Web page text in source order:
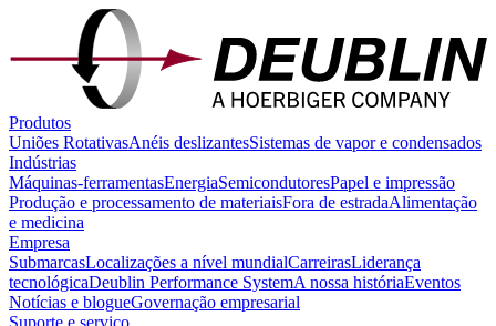
Produtos
Uniões RotativasAnéis deslizantesSistemas de vapor e condensados
Indústrias
Máquinas-ferramentasEnergiaSemicondutoresPapel e impressão
Produção e processamento de materiaisFora de estradaAlimentação
e medicina
Empresa
SubmarcasLocalizações a nível mundialCarreirasLiderança
tecnológicaDeublin Performance SystemA nossa históriaEventos
Notícias e blogueGovernação empresarial